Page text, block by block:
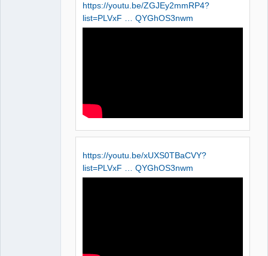
https://youtu.be/ZGJEy2mmRP4?
list=PLVxF … QYGhOS3nwm
https://youtu.be/xUXS0TBaCVY?
list=PLVxF … QYGhOS3nwm